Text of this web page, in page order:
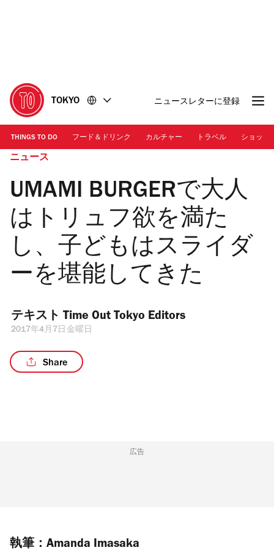
に
移
動
移
動
TOKYO ニュースレターに登録
THINGS TO DO フード＆ドリンク カルチャー トラベル ショッピ
ニュース
UMAMI BURGERで大人
はトリュフ欲を満た
し、子どもはスライダ
ーを堪能してきた
テキスト Time Out Tokyo Editors
2017年4月7日金曜日
Share
広告
執筆：Amanda Imasaka